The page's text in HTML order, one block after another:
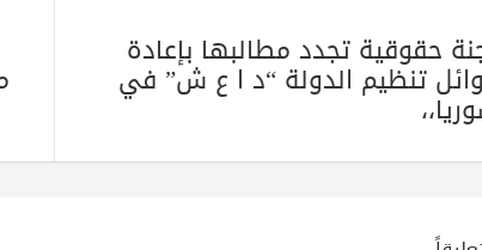
m
pp
حقوقية تجدد مطالبها بإعادة
تنظيم الدولة “د ا ع ش” في